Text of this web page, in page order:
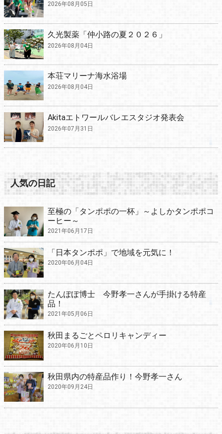
2026年08月05日
久光製薬「仲小路の夏２０２６」
2026年08月04日
本荘マリーナ海水浴場
2026年08月04日
Akitaエトワールバレエスタジオ発表会
2026年07月31日
人気の日記
至極の「タンポポの一杯」～よしかタンポポコ
ーヒー～
2021年06月17日
「日本タンポポ」で地域を元気に！
2020年06月04日
たんぽぽ博士 今野孝一さんが手掛ける特産
品！
2021年05月06日
秋田まるごとペロリキャンディー
2020年06月10日
秋田県内の特産品作り！今野孝一さん
2020年09月24日